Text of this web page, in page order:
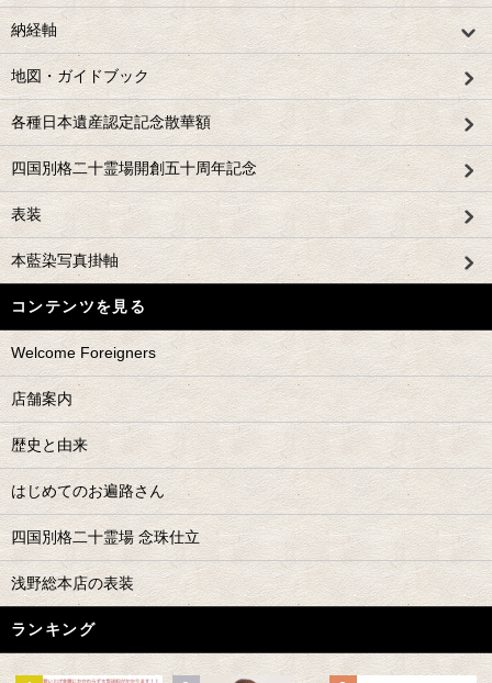
納経軸
地図・ガイドブック
各種日本遺産認定記念散華額
四国別格二十霊場開創五十周年記念
表装
本藍染写真掛軸
コンテンツを見る
Welcome Foreigners
店舗案内
歴史と由来
はじめてのお遍路さん
四国別格二十霊場 念珠仕立
浅野総本店の表装
ランキング